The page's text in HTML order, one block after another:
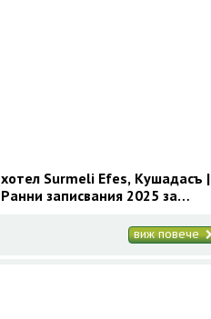
хотел Surmeli Efes, Кушадасъ |
Ранни записвания 2025 за
виж повече